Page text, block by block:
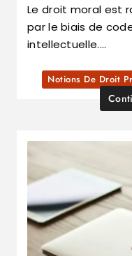
Le droit moral est
par le biais de
intellectuelle.…
Notions De Droit